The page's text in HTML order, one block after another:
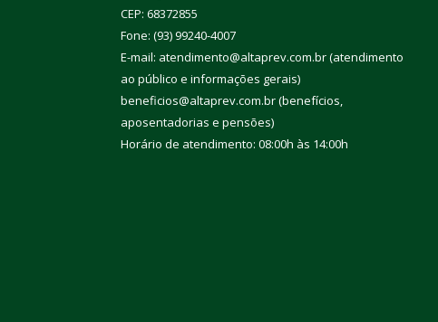
CEP: 68372855
Fone: (93) 99240-4007
E-mail: atendimento@altaprev.com.br (atendimento
ao público e informações gerais)
beneficios@altaprev.com.br (benefícios,
aposentadorias e pensões)
Horário de atendimento: 08:00h às 14:00h